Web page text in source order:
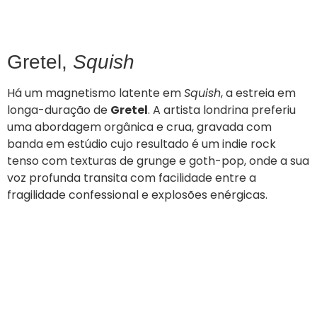
Gretel, Squish
Há um magnetismo latente emSquish, a estreia em
longa-duração de Gretel. A artista londrina preferiu
uma abordagem orgânica e crua, gravada com
banda em estúdio cujo resultado é um indie rock
tenso com texturas de grunge e goth-pop, onde a sua
voz profunda transita com facilidade entre a
fragilidade confessional e explosões enérgicas.